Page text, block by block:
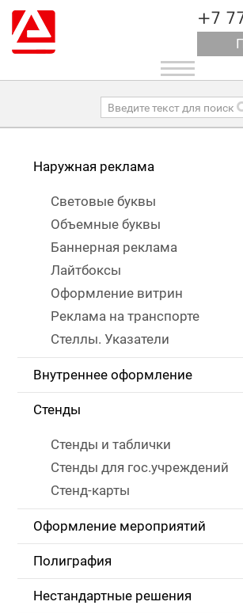
+7
Toggle
navigation
Наружная реклама
Световые буквы
Объемные буквы
Баннерная реклама
Лайтбоксы
Оформление витрин
Реклама на транспорте
Стеллы. Указатели
Внутреннее оформление
Стенды
Стенды и таблички
Стенды для гос.учреждений
Стенд-карты
Оформление мероприятий
Полиграфия
Нестандартные решения